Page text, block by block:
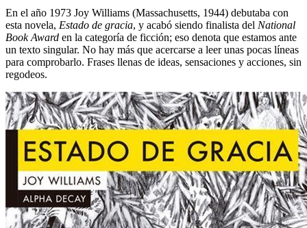
En el año 1973 Joy Williams (Massachusetts, 1944) debutaba con
esta novela, Estado de gracia, y acabó siendo finalista del National
Book Award en la categoría de ficción; eso denota que estamos ante
un texto singular. No hay más que acercarse a leer unas pocas líneas
para comprobarlo. Frases llenas de ideas, sensaciones y acciones, sin
regodeos.